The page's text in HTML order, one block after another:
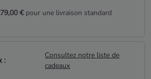
79,00 €pour une livraison standard
:
Consultez notre liste de
cadeaux